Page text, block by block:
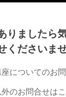
りましたら
くださいま
についてのお
のお問合せは